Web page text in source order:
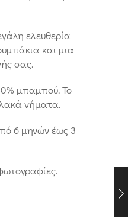
ελευθερία
και μια
σας.
μπαμπού. Το
νήματα.
6 μηνών έως 3